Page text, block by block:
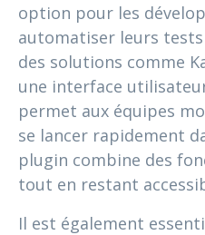
option pour les
automatiser leurs
des solutions comme
une interface
permet aux équipes
se lancer rapidement
plugin combine des
tout en restant
Il est également